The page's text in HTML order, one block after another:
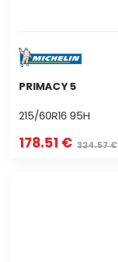
PRIMACY 5
215/60R16 95H
178.51 € 324.57 €